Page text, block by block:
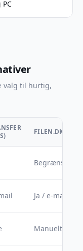
valg til hurtig,
FILEN.DK
Begrænset
Ja / e-mail
Manuelt